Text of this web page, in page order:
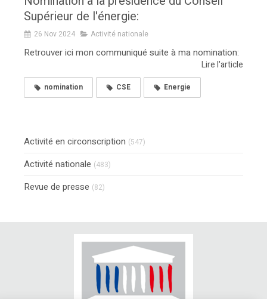
Supérieur de l'énergie:
26 Nov 2024 Activité nationale
Retrouver ici mon communiqué suite à ma nomination:
Lire l'article
nomination CSE Energie
Activité en circonscription (547)
Activité nationale (483)
Revue de presse (82)